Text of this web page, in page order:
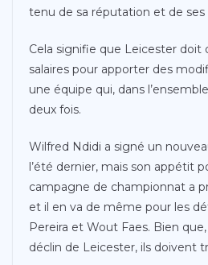
tenu de sa réputation et de ses
Cela signifie que Leicester doit
salaires pour apporter des
une équipe qui, dans
deux fois.
Wilfred Ndidi a signé un
l’été dernier, mais son appétit
campagne de championnat a
et il en va de même pour les
Pereira et Wout Faes. Bien
déclin de Leicester, ils doivent